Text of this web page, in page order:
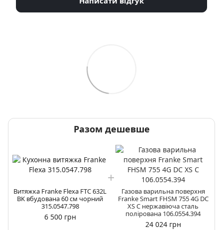
Разом дешевше
Витяжка Franke Flexa FTC 632L
BK вбудована 60 см чорний
315.0547.798
6 500 грн
Газова варильна поверхня
Franke Smart FHSM 755 4G DC
XS C нержавіюча сталь
полірована 106.0554.394
24 024 грн